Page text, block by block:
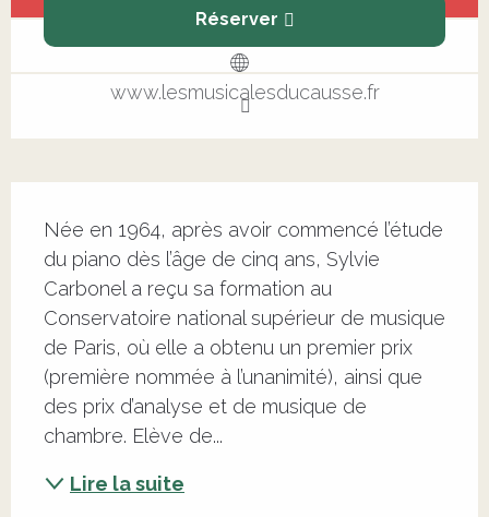
Réserver
www.lesmusicalesducausse.fr
Née en 1964, après avoir commencé l’étude
du piano dès l’âge de cinq ans, Sylvie
Carbonel a reçu sa formation au
Conservatoire national supérieur de musique
de Paris, où elle a obtenu un premier prix
(première nommée à l’unanimité), ainsi que
des prix d’analyse et de musique de
chambre. Elève de...
Lire la suite